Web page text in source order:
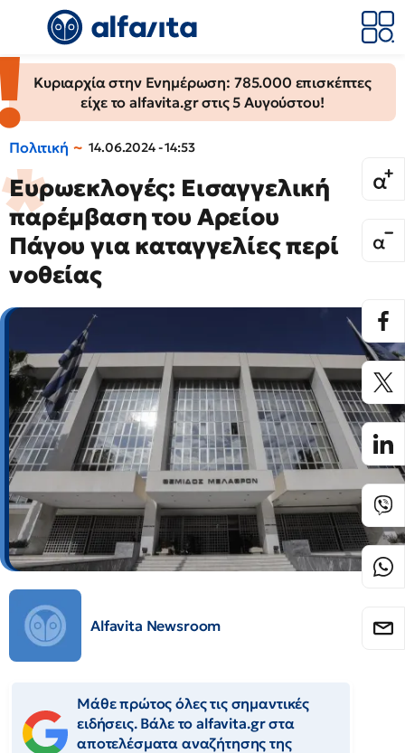
Κυριαρχία στην Ενημέρωση: 785.000 επισκέπτες
είχε το alfavita.gr στις 5 Αυγούστου!
Πολιτική 14.06.2024 - 14:53
Ευρωεκλογές: Εισαγγελική
παρέμβαση του Αρείου
Πάγου για καταγγελίες περί
νοθείας
Alfavita Newsroom
Μάθε πρώτος όλες τις σημαντικές
ειδήσεις. Βάλε το alfavita.gr στα
αποτελέσματα αναζήτησης της